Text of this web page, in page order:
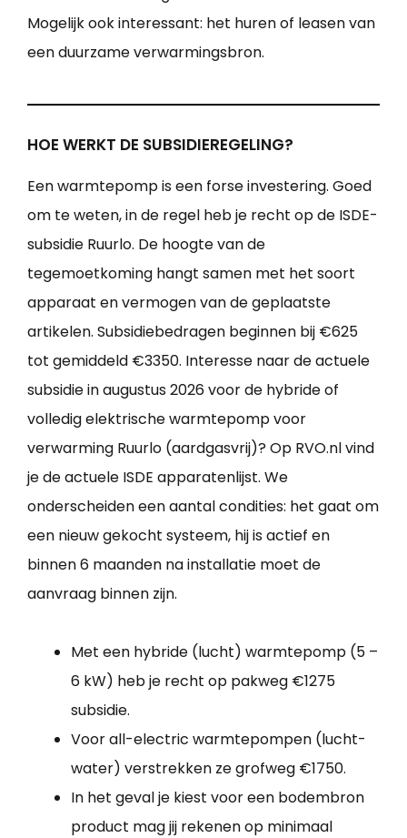
Mogelijk ook interessant: het huren of leasen van
een duurzame verwarmingsbron.
HOE WERKT DE SUBSIDIEREGELING?
Een warmtepomp is een forse investering. Goed
om te weten, in de regel heb je recht op de ISDE-
subsidie Ruurlo. De hoogte van de
tegemoetkoming hangt samen met het soort
apparaat en vermogen van de geplaatste
artikelen. Subsidiebedragen beginnen bij €625
tot gemiddeld €3350. Interesse naar de actuele
subsidie in augustus 2026 voor de hybride of
volledig elektrische warmtepomp voor
verwarming Ruurlo (aardgasvrij)? Op RVO.nl vind
je de actuele ISDE apparatenlijst. We
onderscheiden een aantal condities: het gaat om
een nieuw gekocht systeem, hij is actief en
binnen 6 maanden na installatie moet de
aanvraag binnen zijn.
Met een hybride (lucht) warmtepomp (5 –
6 kW) heb je recht op pakweg €1275
subsidie.
Voor all-electric warmtepompen (lucht-
water) verstrekken ze grofweg €1750.
In het geval je kiest voor een bodembron
product mag jij rekenen op minimaal